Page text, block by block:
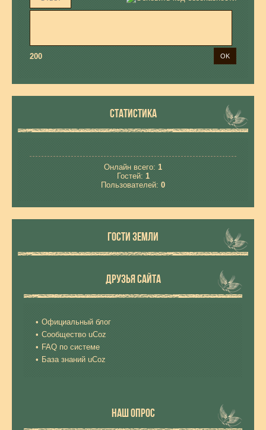
200
СТАТИСТИКА
Онлайн всего: 1
Гостей: 1
Пользователей: 0
ГОСТИ ЗЕМЛИ
ДРУЗЬЯ САЙТА
Официальный блог
Сообщество uCoz
FAQ по системе
База знаний uCoz
НАШ ОПРОС